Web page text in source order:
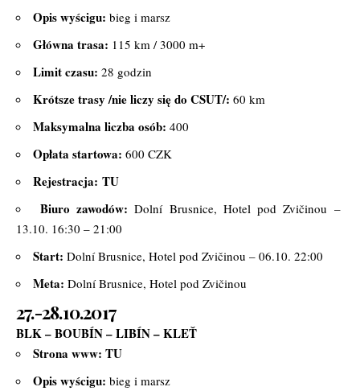
Opis wyścigu: bieg i marsz
Główna trasa: 115 km / 3000 m+
Limit czasu: 28 godzin
Krótsze trasy /nie liczy się do CSUT/: 60 km
Maksymalna liczba osób: 400
Opłata startowa: 600 CZK
Rejestracja: TU
Biuro zawodów: Dolní Brusnice, Hotel pod Zvičinou –
13.10. 16:30 – 21:00
Start: Dolní Brusnice, Hotel pod Zvičinou – 06.10. 22:00
Meta: Dolní Brusnice, Hotel pod Zvičinou
27.-28.10.2017
BLK – BOUBÍN – LIBÍN – KLEŤ
Strona www: TU
Opis wyścigu: bieg i marsz